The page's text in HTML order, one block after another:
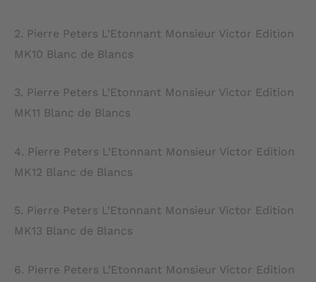
2. Pierre Peters L’Etonnant Monsieur Victor Edition
MK10 Blanc de Blancs
3. Pierre Peters L’Etonnant Monsieur Victor Edition
MK11 Blanc de Blancs
4. Pierre Peters L’Etonnant Monsieur Victor Edition
MK12 Blanc de Blancs
5. Pierre Peters L’Etonnant Monsieur Victor Edition
MK13 Blanc de Blancs
6. Pierre Peters L’Etonnant Monsieur Victor Edition